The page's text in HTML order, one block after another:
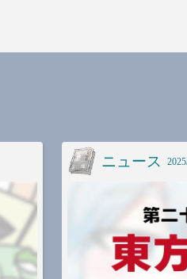
ニュース